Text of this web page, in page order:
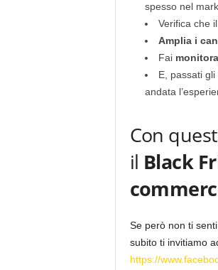
spesso nel
Verifica che
Amplia i
Fai
E, passati
andata
Con
il Black
Se però non ti
subito ti invitiamo
https://